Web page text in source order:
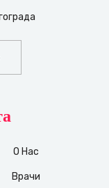
О Нас
Врачи